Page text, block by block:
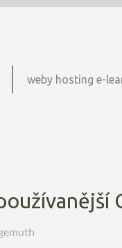
weby hosting e-